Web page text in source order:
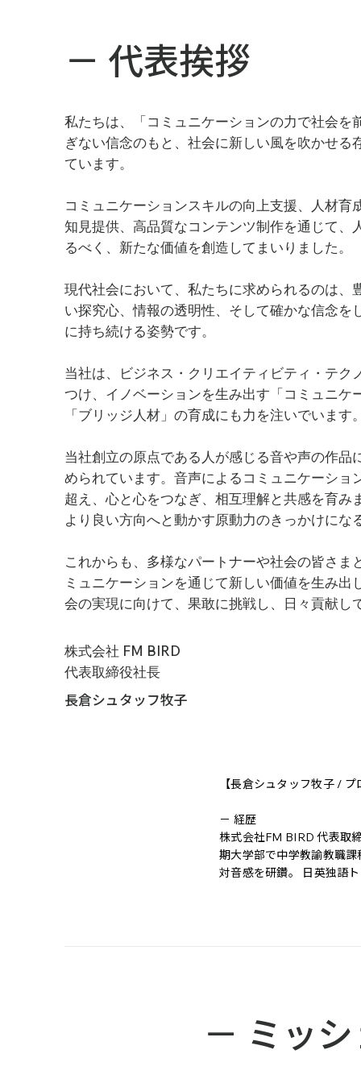
－ 代表挨拶
私たちは、「コミュニケーションの力で社会を
ぎない信念のもと、社会に新しい風を吹かせる
ています。
コミュニケーションスキルの向上支援、人材育
知見提供、高品質なコンテンツ制作を通じて、
るべく、新たな価値を創造してまいりました。
現代社会において、私たちに求められるのは、
い探究心、情報の透明性、そして確かな信念を
に持ち続ける姿勢です。
当社は、ビジネス・クリエイティビティ・テク
つけ、イノベーションを生み出す「コミュニケ
「ブリッジ人材」の育成にも力を注いでいます。
当社創立の原点である人が感じる音や声の作品
められています。音声によるコミュニケーショ
超え、心と心をつなぎ、相互理解と共感を育み
より良い方向へと動かす原動力のきっかけにな
これからも、多様なパートナーや社会の皆さま
ミュニケーションを通じて新しい価値を生み出
会の実現に向けて、果敢に挑戦し、日々貢献し
株式会社 FM BIRD
​代表取締役社長
長倉シュタッフ牧子
【長倉シュタッフ牧子 / プ
－ 経歴
株式会社FM BIRD 代表取
期大学部で中学教諭教職
対音感を研鑽。 日英独語
代からモデル、タレント
BIRD創立。芸能プロダク
ジネスプレゼンテーショ
修事業を行う。タレント
－ ミッ